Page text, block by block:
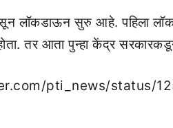
लॉकडाऊन सुरु आहे. पहिला
तर आता पुन्हा केंद्र
pti_news/status/